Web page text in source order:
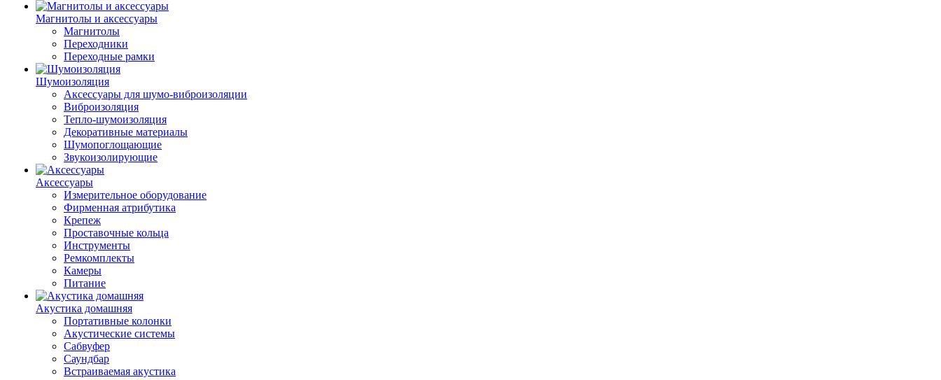
Магнитолы и аксессуары
Магнитолы
Переходники
Переходные рамки
Шумоизоляция
Аксессуары для шумо-виброизоляции
Виброизоляция
Тепло-шумоизоляция
Декоративные материалы
Шумопоглощающие
Звукоизолирующие
Аксессуары
Измерительное оборудование
Фирменная атрибутика
Крепеж
Проставочные кольца
Инструменты
Ремкомплекты
Камеры
Питание
Акустика домашняя
Портативные колонки
Акустические системы
Сабвуфер
Саундбар
Встраиваемая акустика